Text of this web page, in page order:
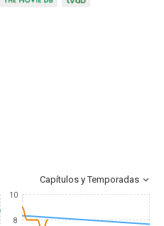
Capítulos y Temporadas
10
8